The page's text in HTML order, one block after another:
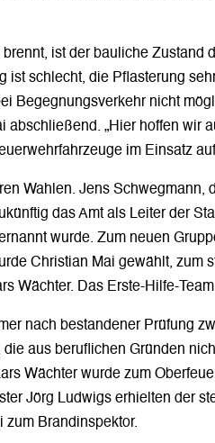
ist der bauliche
schlecht, die Pflasterung
Begegnungsverkehr nicht
abschließend. „Hier hoffen
im Einsatz
Wahlen. Jens Schwegmann,
das Amt als Leiter der
wurde. Zum neuen
Christian Mai gewählt, zum
Wächter. Das Erste-Hilfe-
nach bestandener Prüfung
aus beruflichen Gründen
Wächter wurde zum
Jörg Ludwigs erhielten der
zum Brandinspektor.